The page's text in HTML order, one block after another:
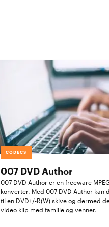
CODECS
007 DVD Author
007 DVD Author er en freeware
konverter. Med 007 DVD Author
til en DVD+/-R(W) skive og dermed
video klip med familie og venner.